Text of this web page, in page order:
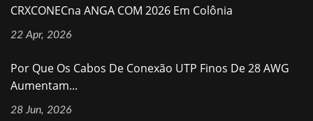
CRXCONECna ANGA COM 2026 Em Colônia
22 Apr, 2026
Por Que Os Cabos De Conexão UTP Finos De 28 AWG
Aumentam...
28 Jun, 2026